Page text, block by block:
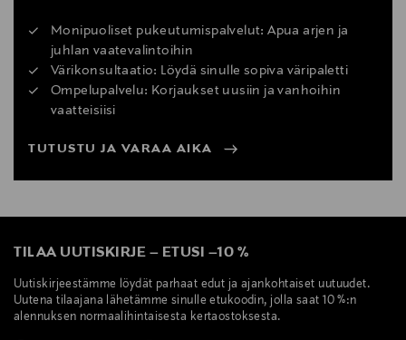
Monipuoliset pukeutumispalvelut: Apua arjen ja
juhlan vaatevalintoihin
Värikonsultaatio: Löydä sinulle sopiva väripaletti
Ompelupalvelu: Korjaukset uusiin ja vanhoihin
vaatteisiisi
TUTUSTU JA VARAA AIKA
TILAA UUTISKIRJE – ETUSI –10 %
Uutiskirjeestämme löydät parhaat edut ja ajankohtaiset uutuudet.
Uutena tilaajana lähetämme sinulle etukoodin, jolla saat 10 %:n
alennuksen normaalihintaisesta kertaostoksesta.